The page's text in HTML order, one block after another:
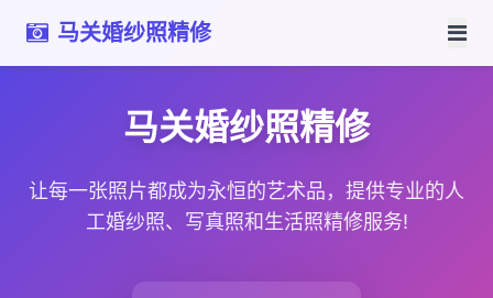
马关婚纱照精修
马关婚纱照精修
让每一张照片都成为永恒的艺术品，提供专业的人
工婚纱照、写真照和生活照精修服务!